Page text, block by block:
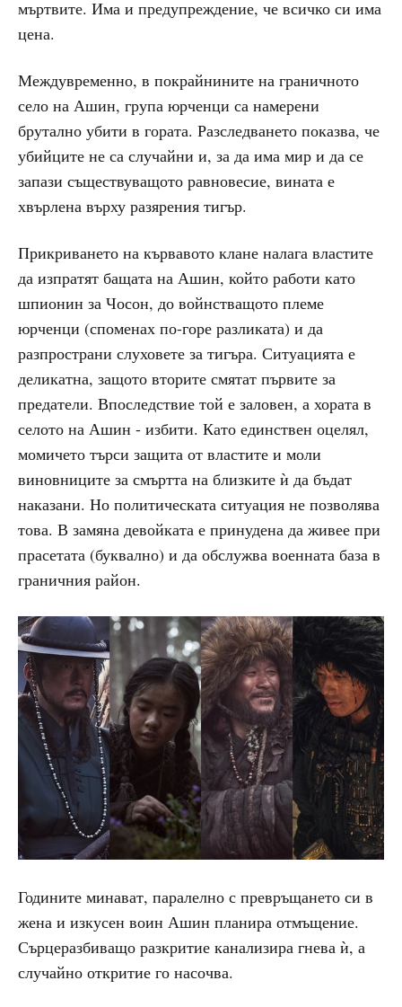
мъртвите. Има и предупреждение, че всичко си има
цена.
Междувременно, в покрайнините на граничното
село на Ашин, група юрченци са намерени
брутално убити в гората. Разследването показва, че
убийците не са случайни и, за да има мир и да се
запази съществуващото равновесие, вината е
хвърлена върху разярения тигър.
Прикриването на кървавото клане налага властите
да изпратят бащата на Ашин, който работи като
шпионин за Чосон, до войнстващото племе
юрченци (споменах по-горе разликата) и да
разпространи слуховете за тигъра. Ситуацията е
деликатна, защото вторите смятат първите за
предатели. Впоследствие той е заловен, а хората в
селото на Ашин - избити. Като единствен оцелял,
момичето търси защита от властите и моли
виновниците за смъртта на близките ѝ да бъдат
наказани. Но политическата ситуация не позволява
това. В замяна девойката е принудена да живее при
прасетата (буквално) и да обслужва военната база в
граничния район.
Годините минават, паралелно с превръщането си в
жена и изкусен воин Ашин планира отмъщение.
Сърцеразбиващо разкритие канализира гнева ѝ, а
случайно откритие го насочва.